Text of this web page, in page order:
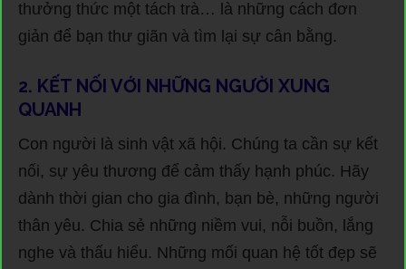
thưởng thức một tách trà… là những cách đơn
giản để bạn thư giãn và tìm lại sự cân bằng.
2. KẾT NỐI VỚI NHỮNG NGƯỜI XUNG
QUANH
Con người là sinh vật xã hội. Chúng ta cần sự kết
nối, sự yêu thương để cảm thấy hạnh phúc. Hãy
dành thời gian cho gia đình, bạn bè, những người
thân yêu. Chia sẻ những niềm vui, nỗi buồn, lắng
nghe và thấu hiểu. Những mối quan hệ tốt đẹp sẽ